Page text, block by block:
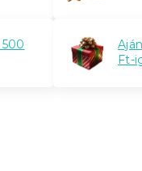
Ft-